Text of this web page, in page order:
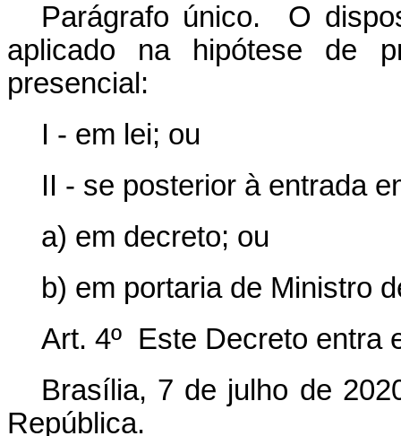
Parágrafo único. O
aplicado na hipótese de
presencial:
I - em lei; ou
II - se posterior à entrada
a) em decreto; ou
b) em portaria de Ministro
Art. 4º Este Decreto entra
Brasília, 7 de julho de
República.